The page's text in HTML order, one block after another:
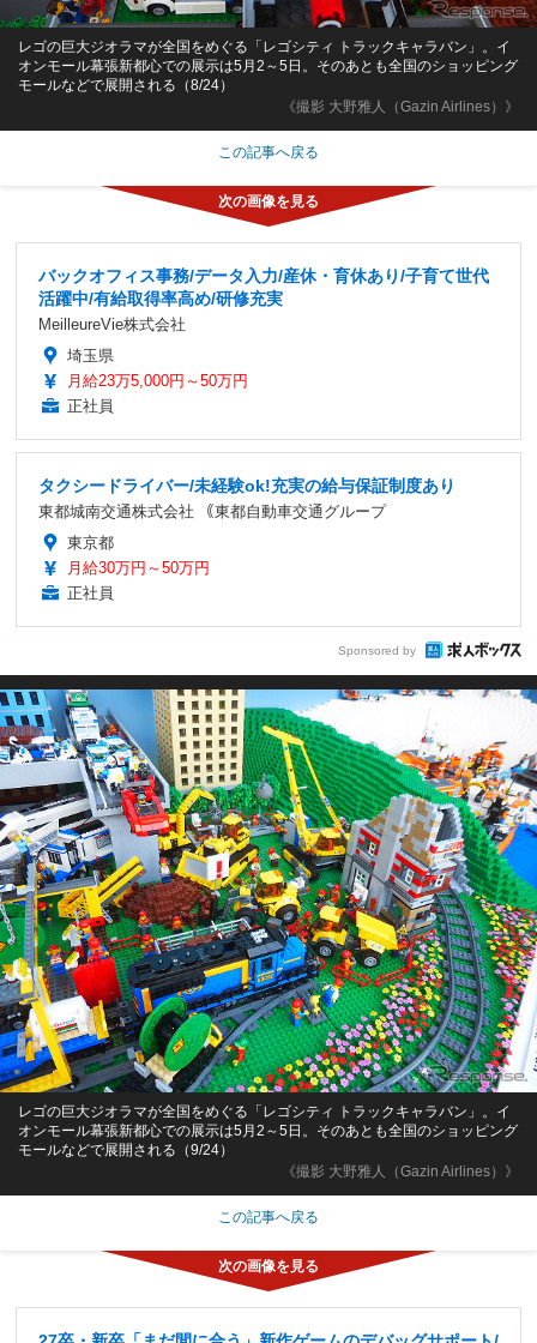
《撮影 大野雅人（Gazin Airlines）》
レゴの巨大ジオラマが全国をめぐる「レゴシティ トラックキャラバン」。イ
オンモール幕張新都心での展示は5月2～5日。そのあとも全国のショッピング
モールなどで展開される（8/24）
この記事へ戻る
バックオフィス事務/データ入力/産休・育休あり/子育て世代
活躍中/有給取得率高め/研修充実
MeilleureVie株式会社
埼玉県
月給23万5,000円～50万円
正社員
タクシードライバー/未経験ok!充実の給与保証制度あり
東都城南交通株式会社 ｟東都自動車交通グループ
東京都
月給30万円～50万円
正社員
Sponsored by
《撮影 大野雅人（Gazin Airlines）》
レゴの巨大ジオラマが全国をめぐる「レゴシティ トラックキャラバン」。イ
オンモール幕張新都心での展示は5月2～5日。そのあとも全国のショッピング
モールなどで展開される（9/24）
この記事へ戻る